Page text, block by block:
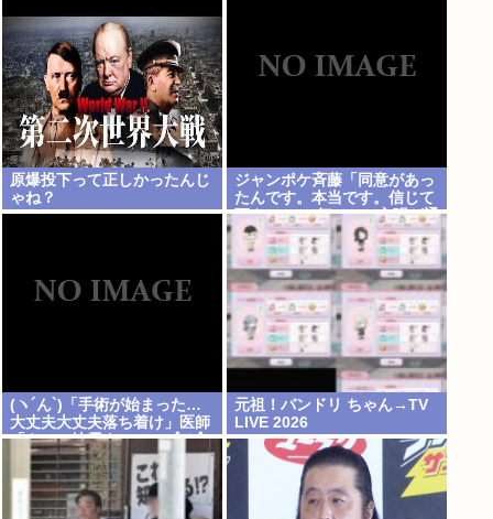
原爆投下って正しかったんじ
ゃね？
ジャンポケ斉藤「同意があっ
たんです。本当です。信じて
下さい」 ←何でこの主張が通
らないの？
(ヽ´ん`)「手術が始まった…
大丈夫大丈夫落ち着け」医師
「キャー地震よー！」(;ﾟんﾟ)
「！？」
元祖！バンドリ ちゃん→TV
LIVE 2026